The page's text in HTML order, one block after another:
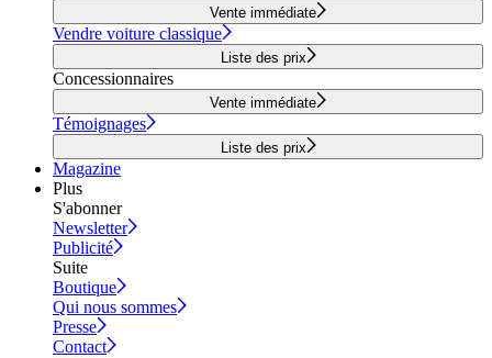
Vente immédiate
Vendre voiture classique
Liste des prix
Concessionnaires
Vente immédiate
Témoignages
Liste des prix
Magazine
Plus
S'abonner
Newsletter
Publicité
Suite
Boutique
Qui nous sommes
Presse
Contact